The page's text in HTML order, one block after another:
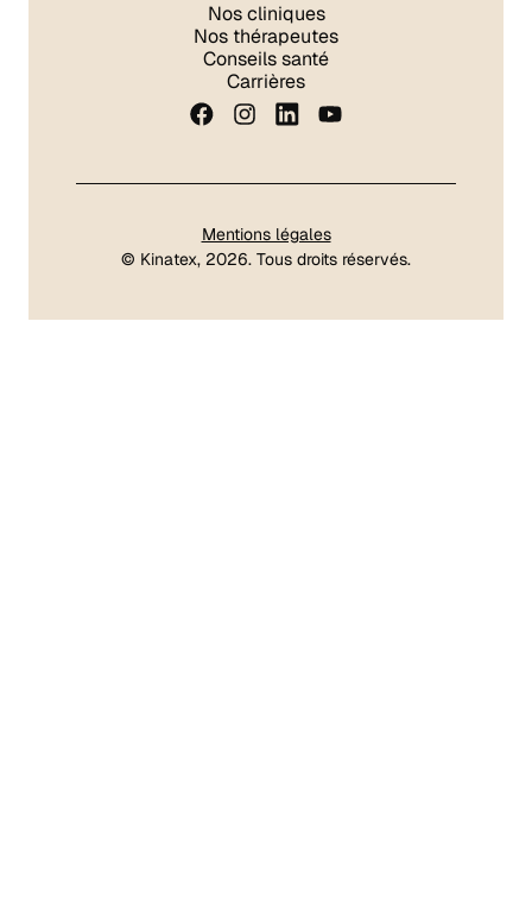
Nos cliniques
Nos thérapeutes
Conseils santé
Carrières
Mentions légales
© Kinatex, 2026. Tous droits réservés.